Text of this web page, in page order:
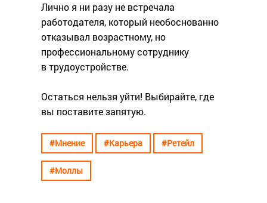
Лично я ни разу не встречала
работодателя, который необоснованно
отказывал возрастному, но
профессиональному cотруднику
в трудоустройстве.
Остаться нельзя уйти! Выбирайте, где
вы поставите запятую.
#Мнение #Карьера #Ретейл
#Моллы